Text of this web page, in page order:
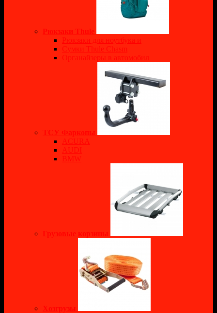
Рюкзаки Thule
Рюкзаки для ноутбука и
Сумки Thule Chasm
Органайзеры в автомобил
ТСУ Фаркопы
ACURA
AUDI
BMW
Грузовые корзины
Хозгрузы